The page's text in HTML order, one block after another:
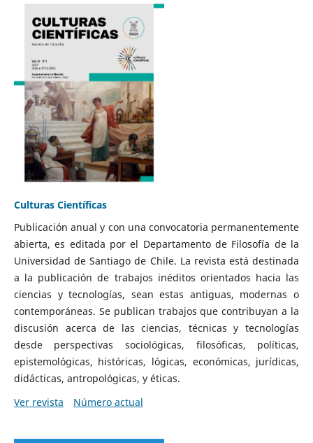
Culturas Científicas
Publicación anual y con una convocatoria permanentemente
abierta, es editada por el Departamento de Filosofía de la
Universidad de Santiago de Chile. La revista está destinada
a la publicación de trabajos inéditos orientados hacia las
ciencias y tecnologías, sean estas antiguas, modernas o
contemporáneas. Se publican trabajos que contribuyan a la
discusión acerca de las ciencias, técnicas y tecnologías
desde perspectivas sociológicas, filosóficas, políticas,
epistemológicas, históricas, lógicas, económicas, jurídicas,
didácticas, antropológicas, y éticas.
Ver revista
Número actual